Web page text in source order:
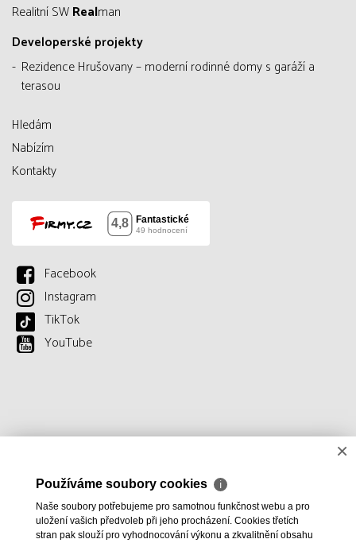
Realitní SWRealman
Developerské projekty
Rezidence Hrušovany – moderní rodinné domy s garáží a
terasou
Hledám
Nabízím
Kontakty
Facebook
Instagram
TikTok
YouTube
×
Používáme soubory cookies ℹ
Naše soubory potřebujeme pro samotnou funkčnost webu a pro
uložení vašich předvoleb při jeho procházení. Cookies třetích
stran pak slouží pro vyhodnocování výkonu a zkvalitnění obsahu